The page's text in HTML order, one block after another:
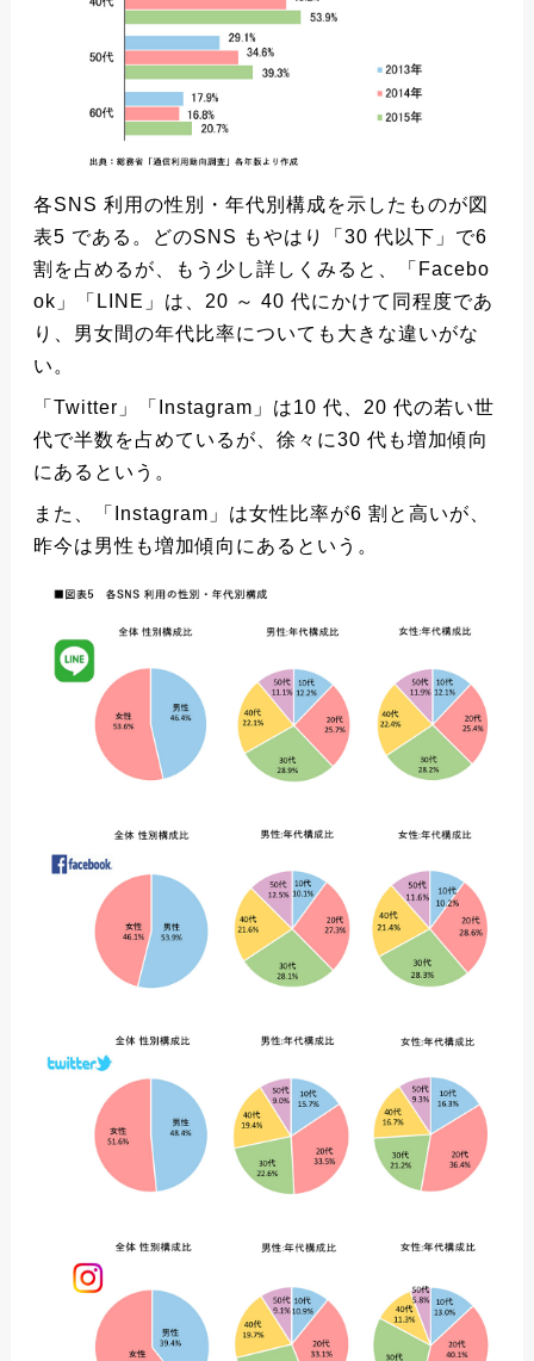
各SNS 利用の性別・年代別構成を示したものが図
表5 である。どのSNS もやはり「30 代以下」で6
割を占めるが、もう少し詳しくみると、「Facebo
ok」「LINE」は、20 ～ 40 代にかけて同程度であ
り、男女間の年代比率についても大きな違いがな
い。
「Twitter」「Instagram」は10 代、20 代の若い世
代で半数を占めているが、徐々に30 代も増加傾向
にあるという。
また、「Instagram」は女性比率が6 割と高いが、
昨今は男性も増加傾向にあるという。